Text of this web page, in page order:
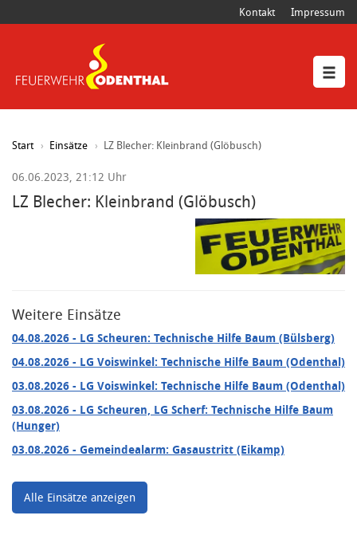
Kontakt Impressum
Start Einsätze LZ Blecher: Kleinbrand (Glöbusch)
06.06.2023, 21:12 Uhr
LZ Blecher: Kleinbrand (Glöbusch)
Weitere Einsätze
04.08.2026 - LG Scheuren: Technische Hilfe Baum (Bülsberg)
04.08.2026 - LG Voiswinkel: Technische Hilfe Baum (Odenthal)
03.08.2026 - LG Voiswinkel: Technische Hilfe Baum (Odenthal)
03.08.2026 - LG Scheuren, LG Scherf: Technische Hilfe Baum
(Hunger)
03.08.2026 - Gemeindealarm: Gasaustritt (Eikamp)
Alle Einsätze anzeigen